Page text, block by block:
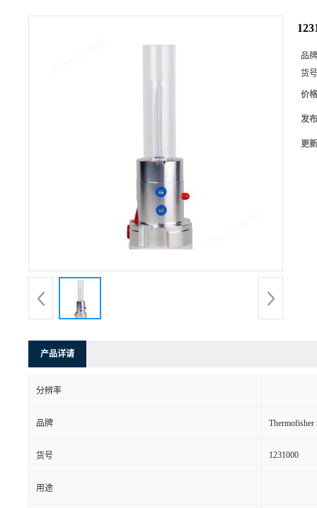
品
货
价
发
更
产品详请
分辨率
品牌
货号 1231000
用途